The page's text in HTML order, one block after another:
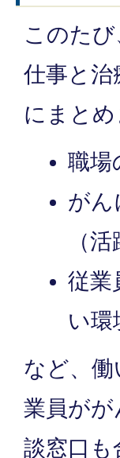
このた
仕事と治
にまとめ
職場
がん
（
従業
い環
など、
業員が
談窓口